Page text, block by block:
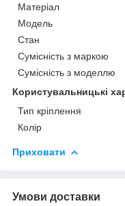
Матеріал
Модель
Стан
Сумісність з маркою
Сумісність з моделлю
Користувальницькі
Тип кріплення
Колір
Приховати
Умови доставки